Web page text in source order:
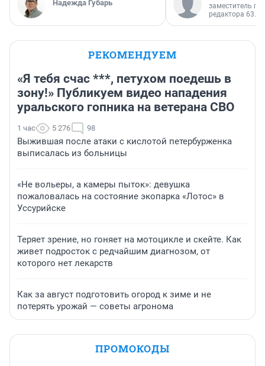
Надежда Губарь
заместитель
редактора 63.RU
РЕКОМЕНДУЕМ
«Я тебя счас ***, петухом поедешь в
зону!» Публикуем видео нападения
уральского гопника на ветерана СВО
1 час 5 276 98
Выжившая после атаки с кислотой петербурженка
выписалась из больницы
«Не вольеры, а камеры пыток»: девушка
пожаловалась на состояние экопарка «Лотос» в
Уссурийске
Теряет зрение, но гоняет на мотоцикле и скейте. Как
живет подросток с редчайшим диагнозом, от
которого нет лекарств
Как за август подготовить огород к зиме и не
потерять урожай — советы агронома
ПРОМОКОДЫ